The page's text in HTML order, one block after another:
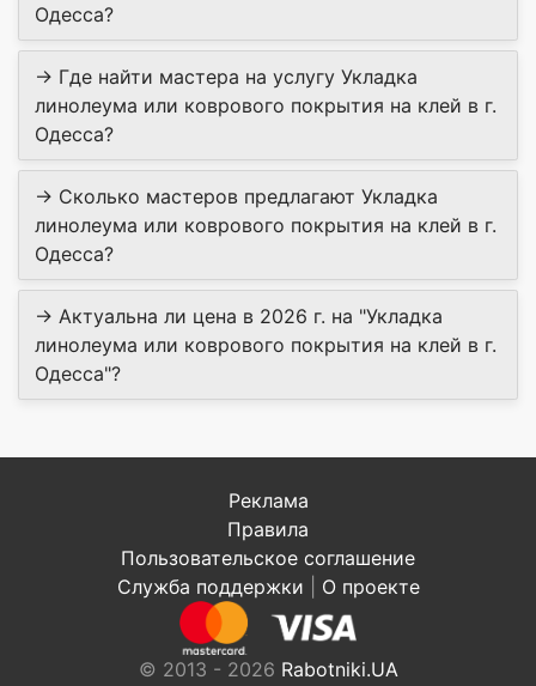
Одесса?
→ Где найти мастера на услугу Укладка
линолеума или коврового покрытия на клей в г.
Одесса?
→ Сколько мастеров предлагают Укладка
линолеума или коврового покрытия на клей в г.
Одесса?
→ Актуальна ли цена в 2026 г. на "Укладка
линолеума или коврового покрытия на клей в г.
Одесса"?
Реклама
Правила
Пользовательское соглашение
Служба поддержки
О проекте
© 2013 - 2026 Rabotniki.UA